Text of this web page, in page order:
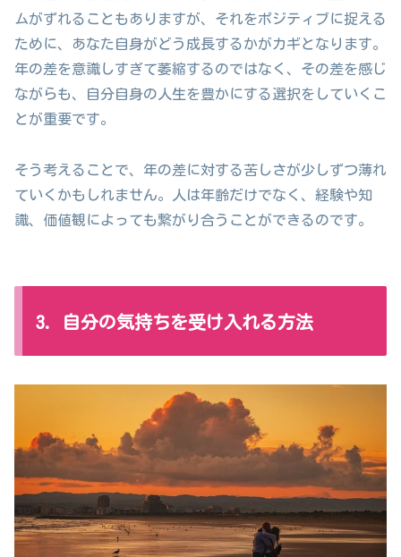
ムがずれることもありますが、それをポジティブに捉える
ために、あなた自身がどう成長するかがカギとなります。
年の差を意識しすぎて萎縮するのではなく、その差を感じ
ながらも、自分自身の人生を豊かにする選択をしていくこ
とが重要です。
そう考えることで、年の差に対する苦しさが少しずつ薄れ
ていくかもしれません。人は年齢だけでなく、経験や知
識、価値観によっても繋がり合うことができるのです。
3. 自分の気持ちを受け入れる方法